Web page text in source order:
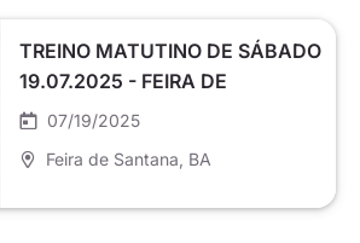
TREINO MATUTINO DE SÁBADO
19.07.2025 - FEIRA DE
SANTANA
07/19/2025
Feira de Santana , BA